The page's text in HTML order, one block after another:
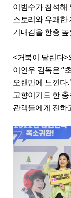
이범수가 참석해
스토리와 유쾌한
기대감을 한층 높
<거북이 달린다>
이연우 감독은 “
오랜만에 느낀다
고향이기도 한
관객들에게 전하